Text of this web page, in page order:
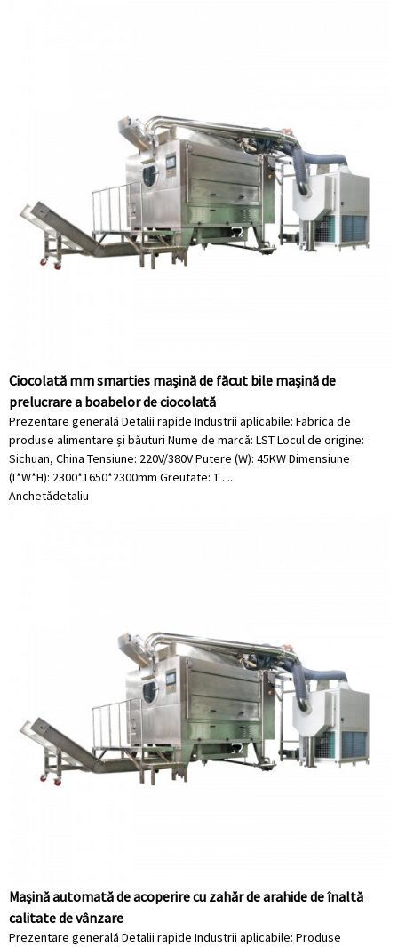
Ciocolată mm smarties mașină de făcut bile mașină de
prelucrare a boabelor de ciocolată
Prezentare generală Detalii rapide Industrii aplicabile: Fabrica de
produse alimentare și băuturi Nume de marcă: LST Locul de origine:
Sichuan, China Tensiune: 220V/380V Putere (W): 45KW Dimensiune
(L*W*H): 2300*1650*2300mm Greutate: 1 . ..
Anchetădetaliu
Mașină automată de acoperire cu zahăr de arahide de înaltă
calitate de vânzare
Prezentare generală Detalii rapide Industrii aplicabile: Produse